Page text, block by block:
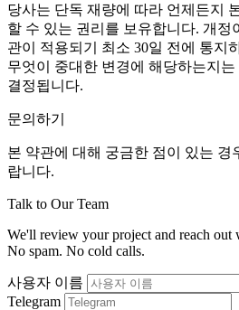
당사는 단독 재량에 따라 언제든지
할 수 있는 권리를 보유합니다. 개정
관이 적용되기 최소 30일 전에 통지
무엇이 중대한 변경에 해당하는지
결정됩니다.
문의하기
본 약관에 대해 궁금한 점이 있는 경
랍니다.
Talk to Our Team
We'll review your project and reach out
No spam. No cold calls.
사용자 이름
Telegram